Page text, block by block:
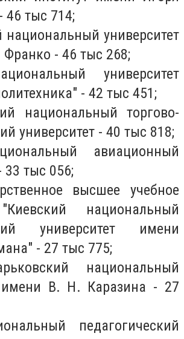
46 тыс 714;
университет
- 46 тыс 268;
университет
- 42 тыс 451;
торгово-
университет - 40 тыс 818;
авиационный
33 тыс 056;
высшее учебное
национальный
университет имени
- 27 тыс 775;
национальный
имени В. Н. Каразина - 27
педагогический